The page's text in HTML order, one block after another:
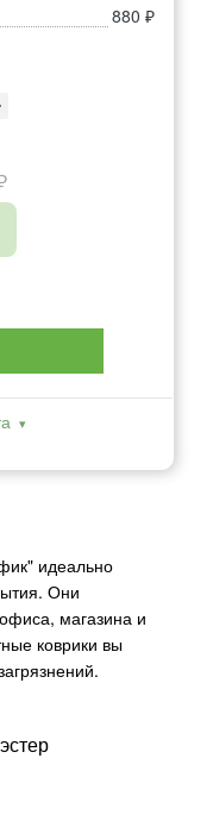
880 ₽
идеально
Они
магазина и
коврики вы